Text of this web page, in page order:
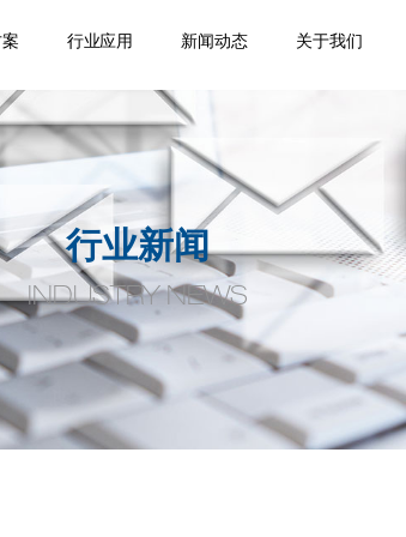
踪器
缝跟踪系统
焊缝跟踪系
移传感器
移传感器
移传感器
量系统
描系统
位系统
机
位系统
觉
围设备
行业应用 新闻动态
企业新闻
行业动态
关于我们
行业新闻
INDUSTRY NEWS